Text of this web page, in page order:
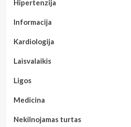
Hipertenzija
Informacija
Kardiologija
Laisvalaikis
Ligos
Medicina
Nekilnojamas turtas